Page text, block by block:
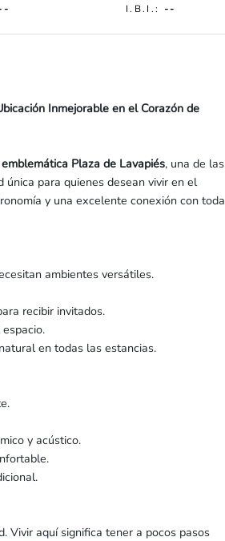
I.B.I.:--
Inmejorable en el Corazón de
emblemática Plaza de Lavapiés, una de las
para quienes desean vivir en el
y una excelente conexión con toda
ambientes versátiles.
recibir invitados.
en todas las estancias.
y acústico.
Vivir aquí significa tener a pocos pasos